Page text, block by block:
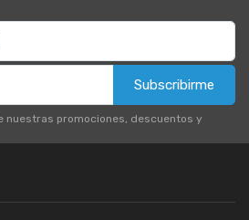
Subscribirme
nuestras promociones, descuentos y